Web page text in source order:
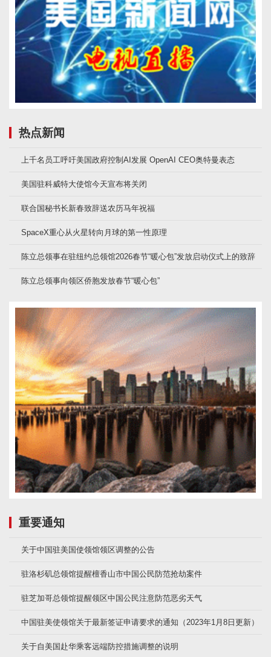
热点新闻
上千名员工呼吁美国政府控制AI发展 OpenAI CEO奥特曼表态
美国驻科威特大使馆今天宣布将关闭
联合国秘书长新春致辞送农历马年祝福
SpaceX重心从火星转向月球的第一性原理
陈立总领事在驻纽约总领馆2026春节“暖心包”发放启动仪式上的致辞
陈立总领事向领区侨胞发放春节“暖心包”
重要通知
关于中国驻美国使领馆领区调整的公告
驻洛杉矶总领馆提醒檀香山市中国公民防范抢劫案件
驻芝加哥总领馆提醒领区中国公民注意防范恶劣天气
中国驻美使领馆关于最新签证申请要求的通知（2023年1月8日更新）
关于自美国赴华乘客远端防控措施调整的说明